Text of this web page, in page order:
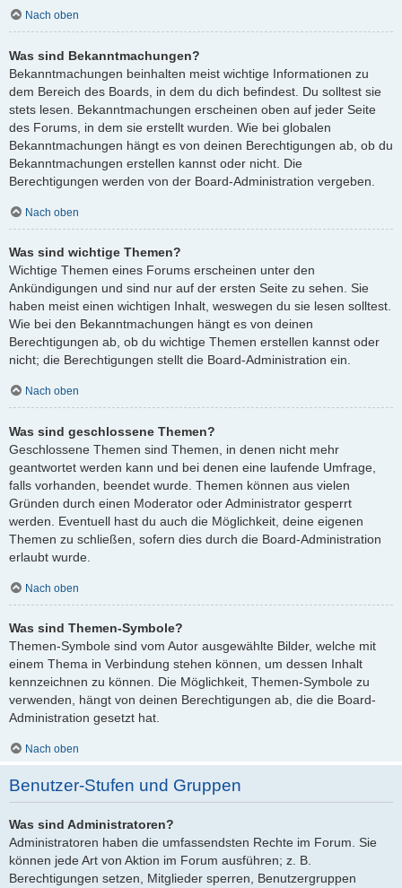
Nach oben
Was sind Bekanntmachungen?
Bekanntmachungen beinhalten meist wichtige Informationen zu
dem Bereich des Boards, in dem du dich befindest. Du solltest sie
stets lesen. Bekanntmachungen erscheinen oben auf jeder Seite
des Forums, in dem sie erstellt wurden. Wie bei globalen
Bekanntmachungen hängt es von deinen Berechtigungen ab, ob du
Bekanntmachungen erstellen kannst oder nicht. Die
Berechtigungen werden von der Board-Administration vergeben.
Nach oben
Was sind wichtige Themen?
Wichtige Themen eines Forums erscheinen unter den
Ankündigungen und sind nur auf der ersten Seite zu sehen. Sie
haben meist einen wichtigen Inhalt, weswegen du sie lesen solltest.
Wie bei den Bekanntmachungen hängt es von deinen
Berechtigungen ab, ob du wichtige Themen erstellen kannst oder
nicht; die Berechtigungen stellt die Board-Administration ein.
Nach oben
Was sind geschlossene Themen?
Geschlossene Themen sind Themen, in denen nicht mehr
geantwortet werden kann und bei denen eine laufende Umfrage,
falls vorhanden, beendet wurde. Themen können aus vielen
Gründen durch einen Moderator oder Administrator gesperrt
werden. Eventuell hast du auch die Möglichkeit, deine eigenen
Themen zu schließen, sofern dies durch die Board-Administration
erlaubt wurde.
Nach oben
Was sind Themen-Symbole?
Themen-Symbole sind vom Autor ausgewählte Bilder, welche mit
einem Thema in Verbindung stehen können, um dessen Inhalt
kennzeichnen zu können. Die Möglichkeit, Themen-Symbole zu
verwenden, hängt von deinen Berechtigungen ab, die die Board-
Administration gesetzt hat.
Nach oben
Benutzer-Stufen und Gruppen
Was sind Administratoren?
Administratoren haben die umfassendsten Rechte im Forum. Sie
können jede Art von Aktion im Forum ausführen; z. B.
Berechtigungen setzen, Mitglieder sperren, Benutzergruppen